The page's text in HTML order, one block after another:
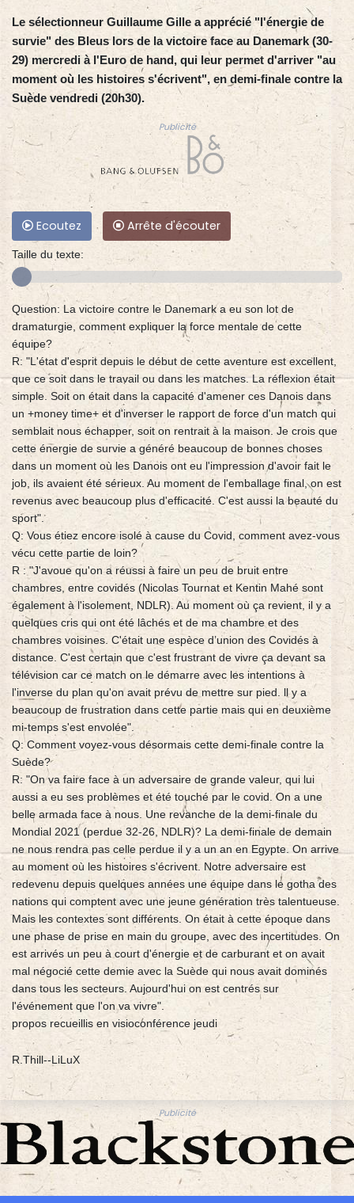
Le sélectionneur Guillaume Gille a apprécié "l'énergie de
survie" des Bleus lors de la victoire face au Danemark (30-
29) mercredi à l'Euro de hand, qui leur permet d'arriver "au
moment où les histoires s'écrivent", en demi-finale contre la
Suède vendredi (20h30).
Publicité
Ecoutez Arrête d'écouter
Taille du texte:
Question: La victoire contre le Danemark a eu son lot de
dramaturgie, comment expliquer la force mentale de cette
équipe?
R: "L'état d'esprit depuis le début de cette aventure est excellent,
que ce soit dans le travail ou dans les matches. La réflexion était
simple. Soit on était dans la capacité d'amener ces Danois dans
un +money time+ et d'inverser le rapport de force d'un match qui
semblait nous échapper, soit on rentrait à la maison. Je crois que
cette énergie de survie a généré beaucoup de bonnes choses
dans un moment où les Danois ont eu l'impression d'avoir fait le
job, ils avaient été sérieux. Au moment de l'emballage final, on est
revenus avec beaucoup plus d'efficacité. C'est aussi la beauté du
sport".
Q: Vous étiez encore isolé à cause du Covid, comment avez-vous
vécu cette partie de loin?
R : "J'avoue qu'on a réussi à faire un peu de bruit entre
chambres, entre covidés (Nicolas Tournat et Kentin Mahé sont
également à l'isolement, NDLR). Au moment où ça revient, il y a
quelques cris qui ont été lâchés et de ma chambre et des
chambres voisines. C'était une espèce d’union des Covidés à
distance. C'est certain que c'est frustrant de vivre ça devant sa
télévision car ce match on le démarre avec les intentions à
l'inverse du plan qu'on avait prévu de mettre sur pied. ll y a
beaucoup de frustration dans cette partie mais qui en deuxième
mi-temps s'est envolée".
Q: Comment voyez-vous désormais cette demi-finale contre la
Suède?
R: "On va faire face à un adversaire de grande valeur, qui lui
aussi a eu ses problèmes et été touché par le covid. On a une
belle armada face à nous. Une revanche de la demi-finale du
Mondial 2021 (perdue 32-26, NDLR)? La demi-finale de demain
ne nous rendra pas celle perdue il y a un an en Egypte. On arrive
au moment où les histoires s'écrivent. Notre adversaire est
redevenu depuis quelques années une équipe dans le gotha des
nations qui comptent avec une jeune génération très talentueuse.
Mais les contextes sont différents. On était à cette époque dans
une phase de prise en main du groupe, avec des incertitudes. On
est arrivés un peu à court d'énergie et de carburant et on avait
mal négocié cette demie avec la Suède qui nous avait dominés
dans tous les secteurs. Aujourd'hui on est centrés sur
l'événement que l'on va vivre".
propos recueillis en visioconférence jeudi
R.Thill--LiLuX
Publicité